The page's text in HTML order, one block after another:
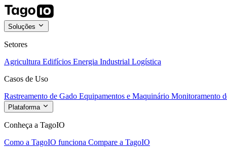
Soluções
Setores
Agricultura Edifícios Energia Industrial Logística
Casos de Uso
Rastreamento de Gado Equipamentos e Maquinário Monitoramento
Plataforma
Conheça a TagoIO
Como a TagoIO funciona Compare a TagoIO